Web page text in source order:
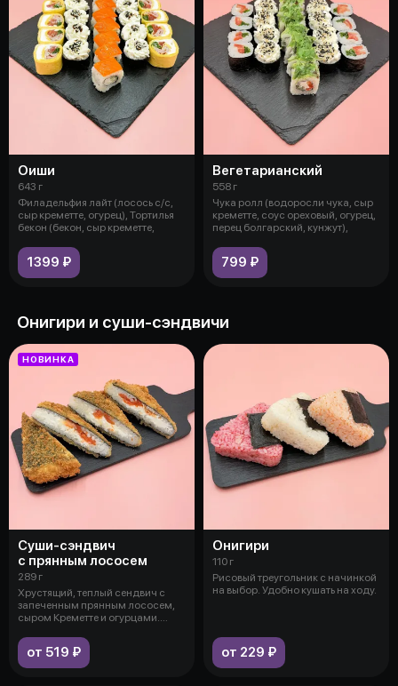
Оиши
643 г
Филадельфия лайт (лосось с/с,
сыр креметте, огурец), Тортилья
бекон (бекон, сыр креметте,
1399 ₽
Вегетарианский
558 г
Чука ролл (водоросли чука, сыр
креметте, соус ореховый, огурец,
перец болгарский, кунжут),
799 ₽
Онигири и суши-сэндвичи
НОВИНКА
Суши-сэндвич
с прянным лососем
289 г
Хрустящий, теплый сендвич с
запеченным прянным лососем,
сыром Креметте и огурцами.
от 519 ₽
Онигири
110 г
Рисовый треугольник с начинкой
на выбор. Удобно кушать на ходу.
от 229 ₽